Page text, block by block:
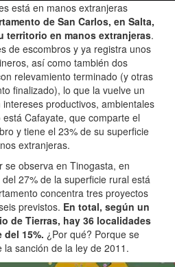
está en manos extranjeras
de San Carlos, en Salta,
territorio en manos extranjeras.
de escombros y ya registra unos
así como también dos
relevamiento terminado (y otras
finalizado), lo que la vuelve un
productivos, ambientales
Cafayate, que comparte el
y tiene el 23% de su superficie
extranjeras.
se observa en Tinogasta, en
27% de la superficie rural está
concentra tres proyectos
previstos. En total, según un
de Tierras, hay 36 localidades
15%. ¿Por qué? Porque se
sanción de la ley de 2011.